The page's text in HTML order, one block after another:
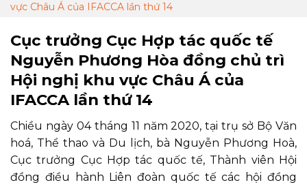
vực Châu Á của IFACCA lần thứ 14
Cục trưởng Cục Hợp tác quốc tế
Nguyễn Phương Hòa đồng chủ trì
Hội nghị khu vực Châu Á của
IFACCA lần thứ 14
Chiều ngày 04 tháng 11 năm 2020, tại trụ sở Bộ Văn
hoá, Thể thao và Du lịch, bà Nguyễn Phương Hoà,
Cục trưởng Cục Hợp tác quốc tế, Thành viên Hội
đồng điều hành Liên đoàn quốc tế các hội đồng